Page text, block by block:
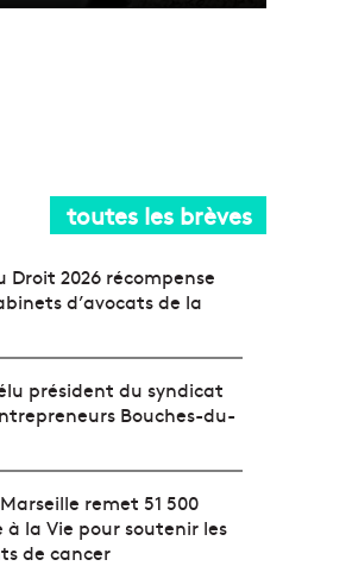
toutes les brèves
Droit 2026 récompense
d’avocats de la
président du syndicat
Bouches-du-
remet 51 500
à la Vie pour soutenir les
de cancer